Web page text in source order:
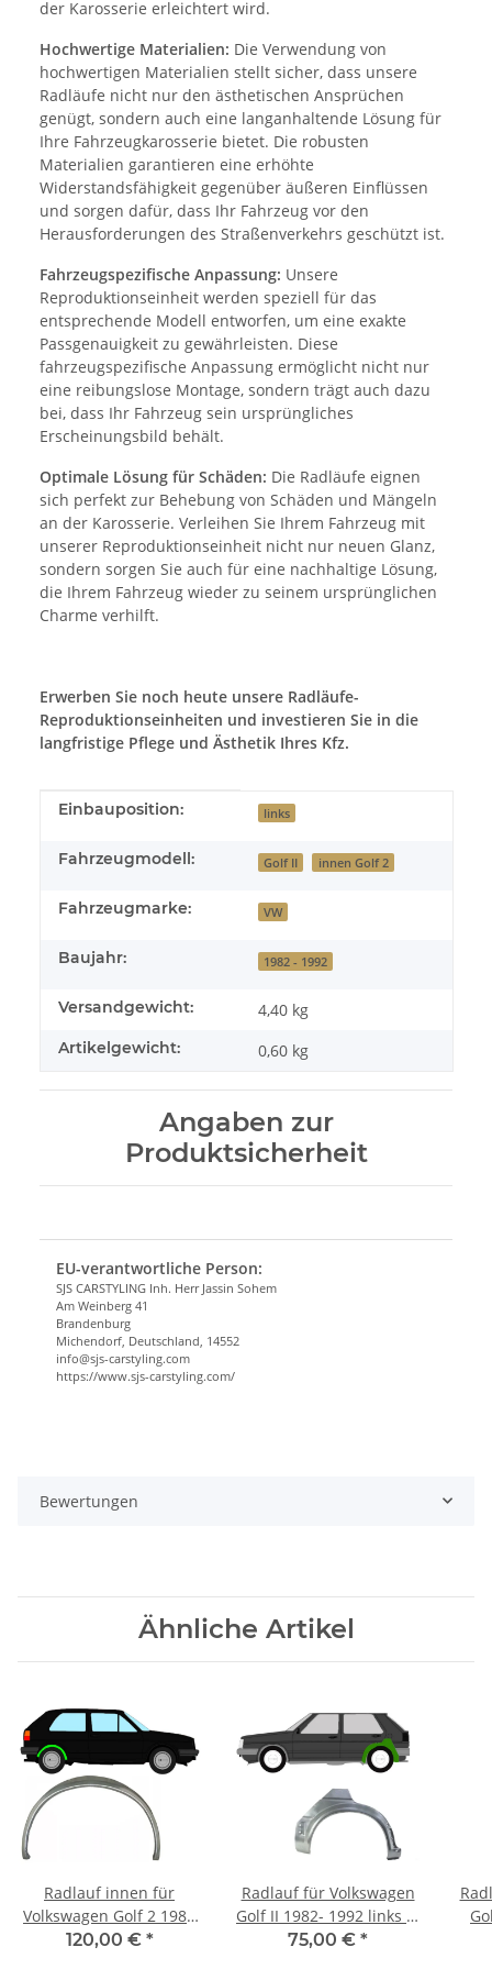
der Karosserie erleichtert wird.
Hochwertige Materialien: Die Verwendung von
hochwertigen Materialien stellt sicher, dass unsere
Radläufe nicht nur den ästhetischen Ansprüchen
genügt, sondern auch eine langanhaltende Lösung für
Ihre Fahrzeugkarosserie bietet. Die robusten
Materialien garantieren eine erhöhte
Widerstandsfähigkeit gegenüber äußeren Einflüssen
und sorgen dafür, dass Ihr Fahrzeug vor den
Herausforderungen des Straßenverkehrs geschützt ist.
Fahrzeugspezifische Anpassung: Unsere
Reproduktionseinheit werden speziell für das
entsprechende Modell entworfen, um eine exakte
Passgenauigkeit zu gewährleisten. Diese
fahrzeugspezifische Anpassung ermöglicht nicht nur
eine reibungslose Montage, sondern trägt auch dazu
bei, dass Ihr Fahrzeug sein ursprüngliches
Erscheinungsbild behält.
Optimale Lösung für Schäden: Die Radläufe eignen
sich perfekt zur Behebung von Schäden und Mängeln
an der Karosserie. Verleihen Sie Ihrem Fahrzeug mit
unserer Reproduktionseinheit nicht nur neuen Glanz,
sondern sorgen Sie auch für eine nachhaltige Lösung,
die Ihrem Fahrzeug wieder zu seinem ursprünglichen
Charme verhilft.
Erwerben Sie noch heute unsere Radläufe-
Reproduktionseinheiten und investieren Sie in die
langfristige Pflege und Ästhetik Ihres Kfz.
Produkteigenschaft
Wert
Einbauposition: links
Fahrzeugmodell: Golf II innen Golf 2
Fahrzeugmarke: VW
Baujahr: 1982 - 1992
Versandgewicht: 4,40 kg
Artikelgewicht: 0,60 kg
Angaben zur
Produktsicherheit
EU-verantwortliche Person:
SJS CARSTYLING Inh. Herr Jassin Sohem
Am Weinberg 41
Brandenburg
Michendorf, Deutschland, 14552
info@sjs-carstyling.com
https://www.sjs-carstyling.com/
Bewertungen
Ähnliche Artikel
Radlauf innen für
Volkswagen Golf 2 1982
– 1992 rechts
120,00 € *
Radlauf für Volkswagen
Golf II 1982- 1992 links (4
Türer)
75,00 € *